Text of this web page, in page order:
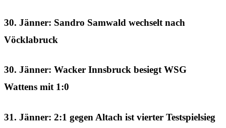
30. Jänner: Sandro Samwald wechselt nach
Vöcklabruck
30. Jänner: Wacker Innsbruck besiegt WSG
Wattens mit 1:0
31. Jänner: 2:1 gegen Altach ist vierter Testspielsieg